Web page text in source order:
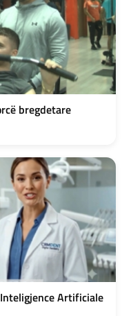
bregdetare
Artificiale